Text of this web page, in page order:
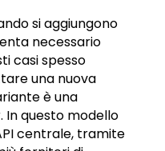
si aggiungono
necessario
casi spesso
una nuova
è una
questo modello
centrale, tramite